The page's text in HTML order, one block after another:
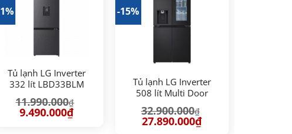
Tủ lạnh LG Inverter
332 lít LBD33BLM
11.990.000₫
Giá
gốc
9.490.000₫Giá
-15%
Tủ lạnh LG Inverter
508 lít Multi Door
32.900.000₫
Giá
gốc
27.890.000₫Giá